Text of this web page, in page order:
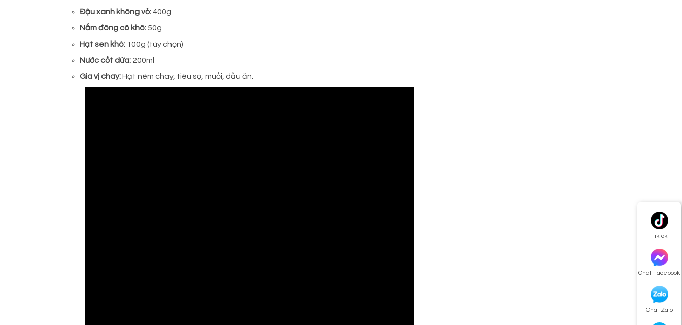
Tiktok
Chat Facebook
Chat Zalo
Đậu xanh không vỏ:400g
Nấm đông cô khô:50g
Hạt sen khô: 100g (tùy chọn)
Nước cốt dừa: 200ml
Gia vị chay:Hạt nêm chay, tiêu sọ, muối, dầu ăn.